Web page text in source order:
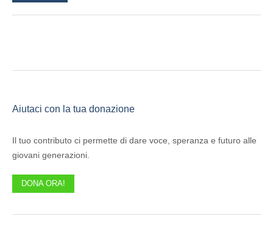
Aiutaci con la tua donazione
Il tuo contributo ci permette di dare voce, speranza e futuro alle
giovani generazioni.
DONA ORA!